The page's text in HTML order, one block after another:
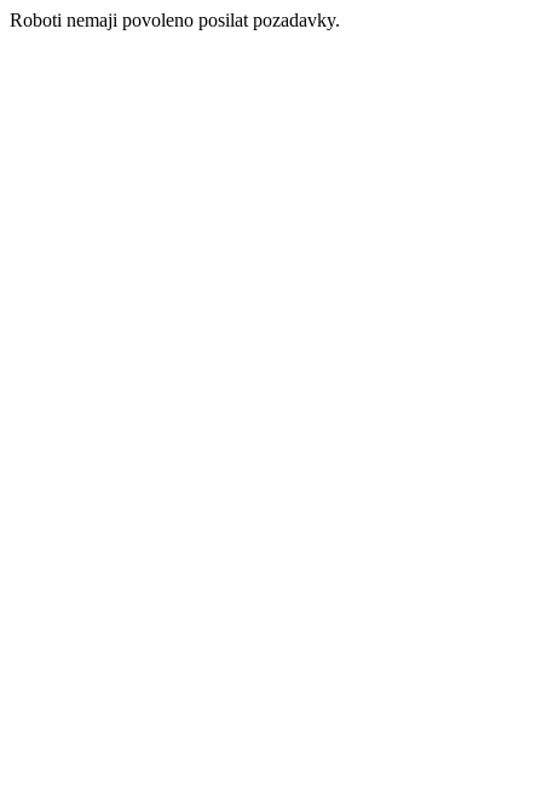
Roboti nemaji povoleno posilat pozadavky.